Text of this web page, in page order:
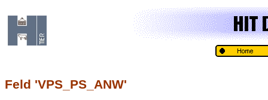
Feld 'VPS_PS_ANW'